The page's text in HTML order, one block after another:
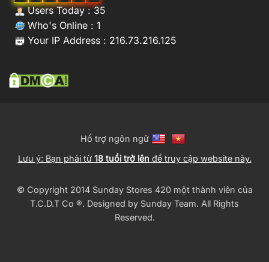
Users Today : 35
Who's Online : 1
Your IP Address : 216.73.216.125
Hổ trợ ngôn ngữ
Lưu ý: Bạn phải từ 18 tuổi trở lên để truy cập website này.
© Copyright 2014 Sunday Stores 420 một thành viên của
T.C.D.T Co ®️. Designed by Sunday Team. All Rights
Reserved.